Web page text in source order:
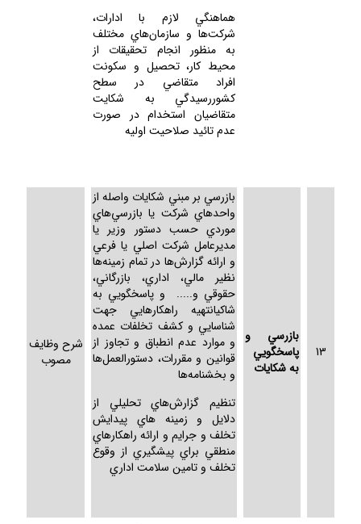
هماهنگي لازم با ادارات،
شركت‌ها و سازمان‌هاي مختلف
به منظور انجام تحقيقات از
محيط كار، تحصيل و سكونت
افراد متقاضي در سطح
كشوررسيدگي به شكايت
متقاضيان استخدام در صورت
عدم تائيد صلاحيت اوليه
13
بازرسي و
پاسخگويي
به شكايات
بازرسي بر مبني شكايات واصله از
واحدهاي شركت يا بازرسي‌هاي
موردي حسب دستور وزير يا
مديرعامل شركت اصلي يا فرعي
و ارائه گزارش‌ها در تمام زمينه‌ها
نظير مالي، اداري، بازرگاني،
حقوقي و..... و پاسخگويي به
شاكيانتهيه راهكارهايي جهت
شناسايي و كشف تخلفات عمده
و موارد عدم انطباق و تجاوز از
قوانين و مقررات، دستورالعمل‌ها
و بخشنامه‌ها
تنظيم گزارش‌هاي تحليلي از
دلايل و زمينه هاي پيدايش
تخلف و جرايم و ارائه راهكارهاي
منطقي براي پيشگيري از وقوع
تخلف و تامين سلامت اداري
شرح وظايف
مصوب